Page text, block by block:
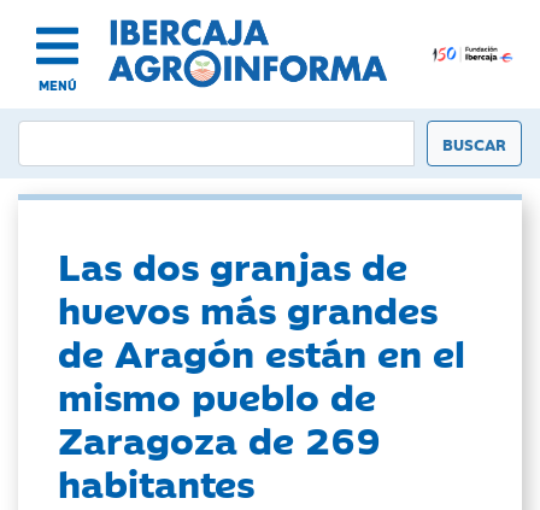
MENÚ
Las dos granjas de
huevos más grandes
de Aragón están en el
mismo pueblo de
Zaragoza de 269
habitantes